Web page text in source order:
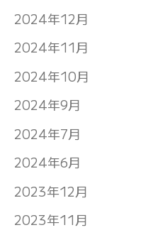
2024年12月
2024年11月
2024年10月
2024年9月
2024年7月
2024年6月
2023年12月
2023年11月